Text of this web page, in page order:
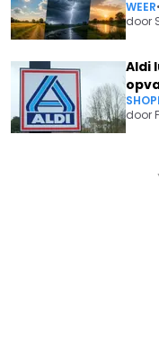
WEER•
door
Aldi
door
HET IS